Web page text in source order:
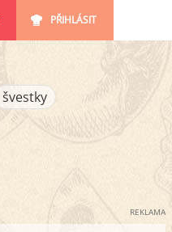
PŘIHLÁSIT
švestky
REKLAMA